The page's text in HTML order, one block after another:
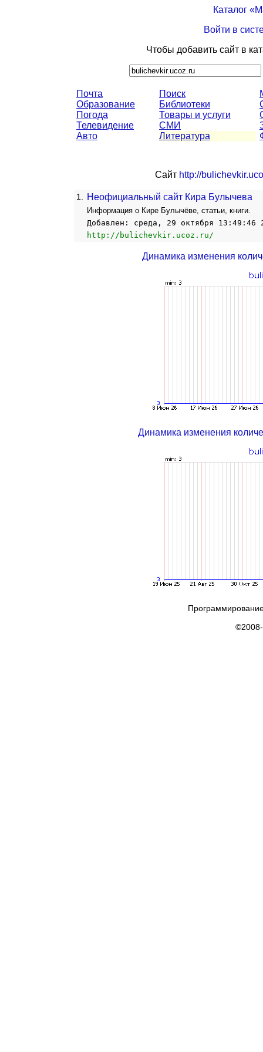
Каталог
Войти в
Чтобы добавить сайт в
Почта
Образование
Погода
Телевидение
Авто
Поиск
Библиотеки
Товары и услуги
СМИ
Литература
Сайт http://
1. Неофициальный сайт Кира Булычева
Информация о Кире Булычёве, статьи, книги.
Добавлен: среда, 29 октября 13:49:46
http://bulichevkir.ucoz.ru/
Динамика изменения
Динамика изменения